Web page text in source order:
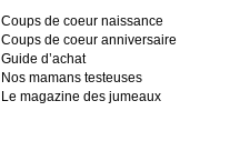
Coups de coeur naissance
Coups de coeur anniversaire
Guide d’achat
Nos mamans testeuses
Le magazine des jumeaux